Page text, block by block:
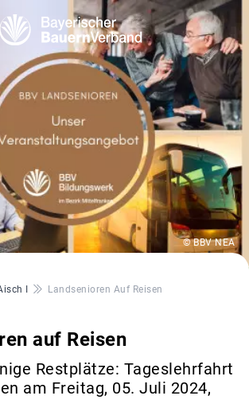
© BBV NEA
I Landsenioren Auf Reisen
auf Reisen
Restplätze: Tageslehrfahrt
am Freitag, 05. Juli 2024,